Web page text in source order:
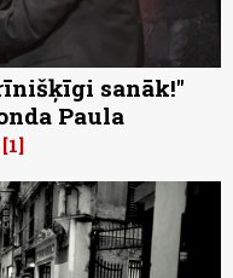
sanāk!"
Paula
1